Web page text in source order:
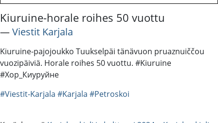
Kiuruine-horale roihes 50 vuottu
―Viestit Karjala
Kiuruine-pajojoukko Tuukselpäi tänävuon pruaznuiččou
vuozipäiviä. Horale roihes 50 vuottu. #Kiuruine
#Хор_Киуруйне
#Viestit-Karjala #Karjala #Petroskoi